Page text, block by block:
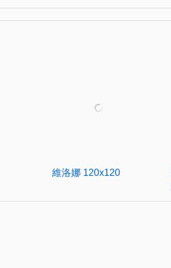
維洛娜 120x120